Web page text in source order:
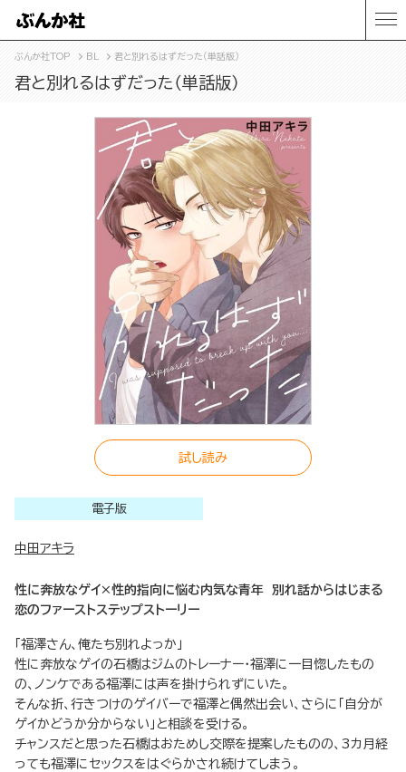
ぶんか社TOP BL 君と別れるはずだった（単話版）
君と別れるはずだった（単話版）
試し読み
電子版
中田アキラ
性に奔放なゲイ×性的指向に悩む内気な青年 別れ話からはじまる
恋のファーストステップストーリー
「福澤さん、俺たち別れよっか」
性に奔放なゲイの石橋はジムのトレーナー・福澤に一目惚したもの
の、ノンケである福澤には声を掛けられずにいた。
そんな折、行きつけのゲイバーで福澤と偶然出会い、さらに「自分が
ゲイかどうか分からない」と相談を受ける。
チャンスだと思った石橋はおためし交際を提案したものの、3カ月経
っても福澤にセックスをはぐらかされ続けてしまう。